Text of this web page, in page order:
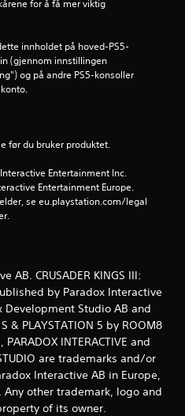
e
r
for å få mer viktig
innholdet på hoved-PS5-
(gjennom innstillingen
og på andre PS5-konsoller
før du bruker produktet.
Entertainment Inc.
Entertainment Europe.
se eu.playstation.com/legal
AB. CRUSADER KINGS III:
by Paradox Interactive
Development Studio AB and
& PLAYSTATION 5 by ROOM8
PARADOX INTERACTIVE and
are trademarks and/or
Interactive AB in Europe,
Any other trademark, logo and
of its owner.